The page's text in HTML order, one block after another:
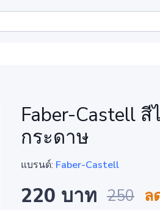
Faber-Castell
กระดาษ
แบรนด์: Faber-Castell
220 บาท 250 ล